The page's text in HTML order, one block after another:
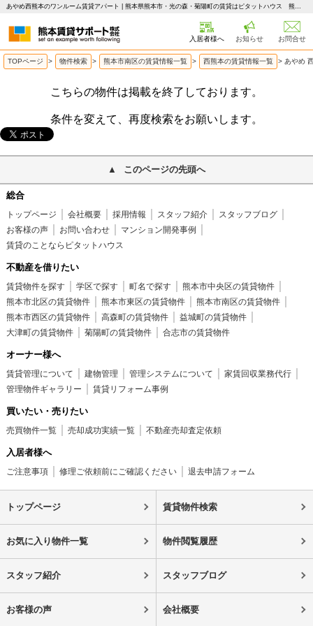
あやめ西熊本のワンルーム賃貸アパート | 熊本県熊本市・光の森・菊陽町の賃貸はピタットハウス 熊本賃貸サポート
入居者様へ お知らせ お問合せ
TOPページ > 物件検索 > 熊本市南区の賃貸情報一覧 > 西熊本の賃貸情報一覧 > あやめ
こちらの物件は掲載を終了しております。
条件を変えて、再度検索をお願いします。
このページの先頭へ
総合
トップページ 会社概要 採用情報 スタッフ紹介
スタッフブログ
お客様の声
お問い合わせ
マンション開発事例
賃貸のことならピタットハウス
不動産を借りたい
賃貸物件を探す 学区で探す 町名で探す
熊本市中央区の賃貸物件
熊本市北区の賃貸物件
熊本市東区の賃貸物件
熊本市南区の賃貸物件
熊本市西区の賃貸物件
高森町の賃貸物件
益城町の賃貸物件
大津町の賃貸物件
菊陽町の賃貸物件 合志市の賃貸物件
オーナー様へ
賃貸管理について 建物管理 管理システムについて
家賃回収業務代行
管理物件ギャラリー
賃貸リフォーム事例
買いたい・売りたい
売買物件一覧 売却成功実績一覧 不動産売却査定依頼
入居者様へ
ご注意事項 修理ご依頼前にご確認ください 退去申請フォーム
トップページ 賃貸物件検索
お気に入り物件一覧 物件閲覧履歴
スタッフ紹介 スタッフブログ
お客様の声 会社概要